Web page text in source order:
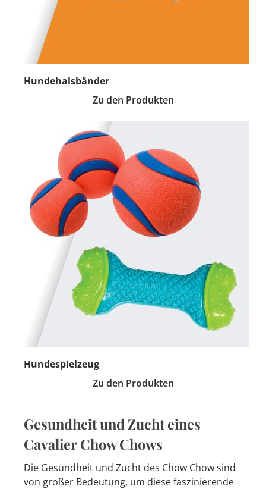
Hundehalsbänder
Zu den Produkten
Hundespielzeug
Zu den Produkten
Gesundheit und Zucht eines
Cavalier Chow Chows
Die Gesundheit und Zucht des Chow Chow sind
von großer Bedeutung, um diese faszinierende